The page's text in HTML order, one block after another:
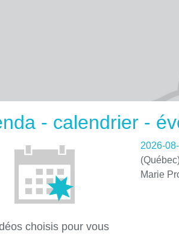
- calendrier -
2026-
Marie
choisis pour vous